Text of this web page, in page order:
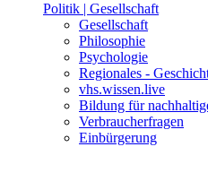
Politik | Gesellschaft
Gesellschaft
Philosophie
Psychologie
Regionales -
vhs.wissen.live
Bildung für
Verbraucherfragen
Einbürgerung